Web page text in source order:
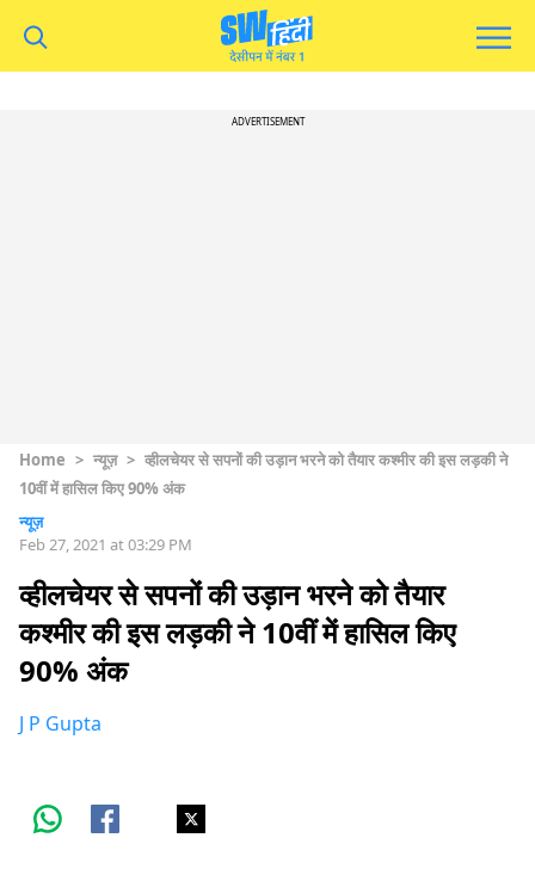
ADVERTISEMENT
Home > न्यूज़ > व्हीलचेयर से सपनों की उड़ान भरने को तैयार कश्मीर की इस लड़की ने
10वीं में हासिल किए 90% अंक
न्यूज़
Feb 27, 2021 at 03:29 PM
व्हीलचेयर से सपनों की उड़ान भरने को तैयार
कश्मीर की इस लड़की ने 10वीं में हासिल किए
90% अंक
J P Gupta